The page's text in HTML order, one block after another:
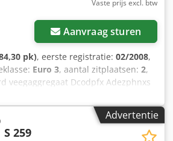
Vaste prijs excl. btw
Aanvraag sturen
pk), eerste registratie: 02/2008,
Euro 3, aantal zitplaatsen: 2,
veegaggregaat Dcodpfx Adezphnxs
----Prijs: 12.900,- euro +
Wij spreken: Duits,
Advertentie
259